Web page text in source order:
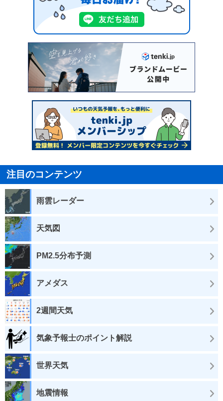
注目のコンテンツ
雨雲レーダー
天気図
PM2.5分布予測
アメダス
2週間天気
気象予報士のポイント解説
世界天気
地震情報